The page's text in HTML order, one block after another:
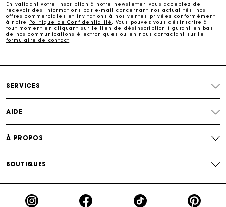
Echanges & Retours offerts
En validant votre inscription à notre newsletter, vous acceptez de
recevoir des informations par e-mail concernant nos actualités, nos
offres commerciales et invitations à nos ventes privées conformément
à notre
Politique de Confidentialité
. Vous pouvez vous désinscrire à
tout moment en cliquant sur le lien de désinscription figurant en bas
de nos communications électroniques ou en nous contactant sur le
formulaire de contact
SERVICES
AIDE
À PROPOS
BOUTIQUES